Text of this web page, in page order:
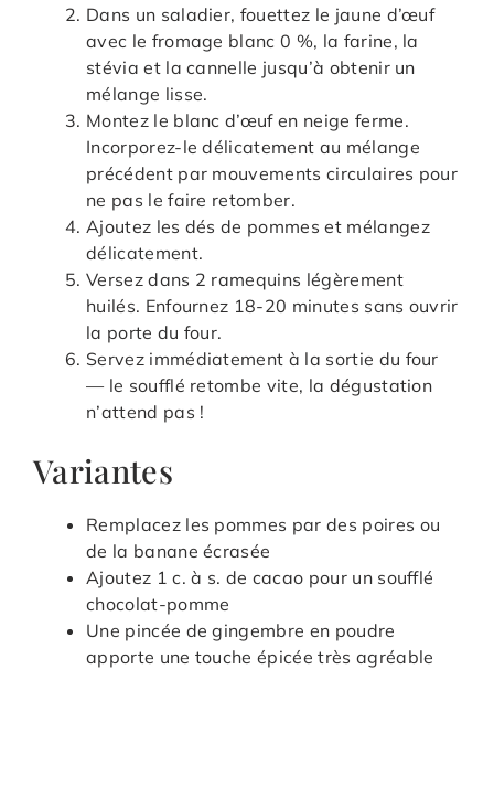
Dans un saladier, fouettez le jaune d’œuf
avec le fromage blanc 0 %, la farine, la
stévia et la cannelle jusqu’à obtenir un
mélange lisse.
Montez le blanc d’œuf en neige ferme.
Incorporez-le délicatement au mélange
précédent par mouvements circulaires pour
ne pas le faire retomber.
Ajoutez les dés de pommes et mélangez
délicatement.
Versez dans 2 ramequins légèrement
huilés. Enfournez 18-20 minutes sans ouvrir
la porte du four.
Servez immédiatement à la sortie du four
— le soufflé retombe vite, la dégustation
n’attend pas !
Variantes
Remplacez les pommes par des poires ou
de la banane écrasée
Ajoutez 1 c. à s. de cacao pour un soufflé
chocolat-pomme
Une pincée de gingembre en poudre
apporte une touche épicée très agréable